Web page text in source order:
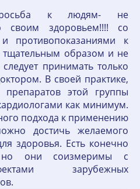
к людям- не
своим здоровьем!!!! со
противопоказаниями к
тщательным образом и не
принимать только
В своей практике,
этой группы
как минимум.
подхода к применению
достичь желаемого
здоровья. Есть конечно
но они соизмеримы с
зарубежных